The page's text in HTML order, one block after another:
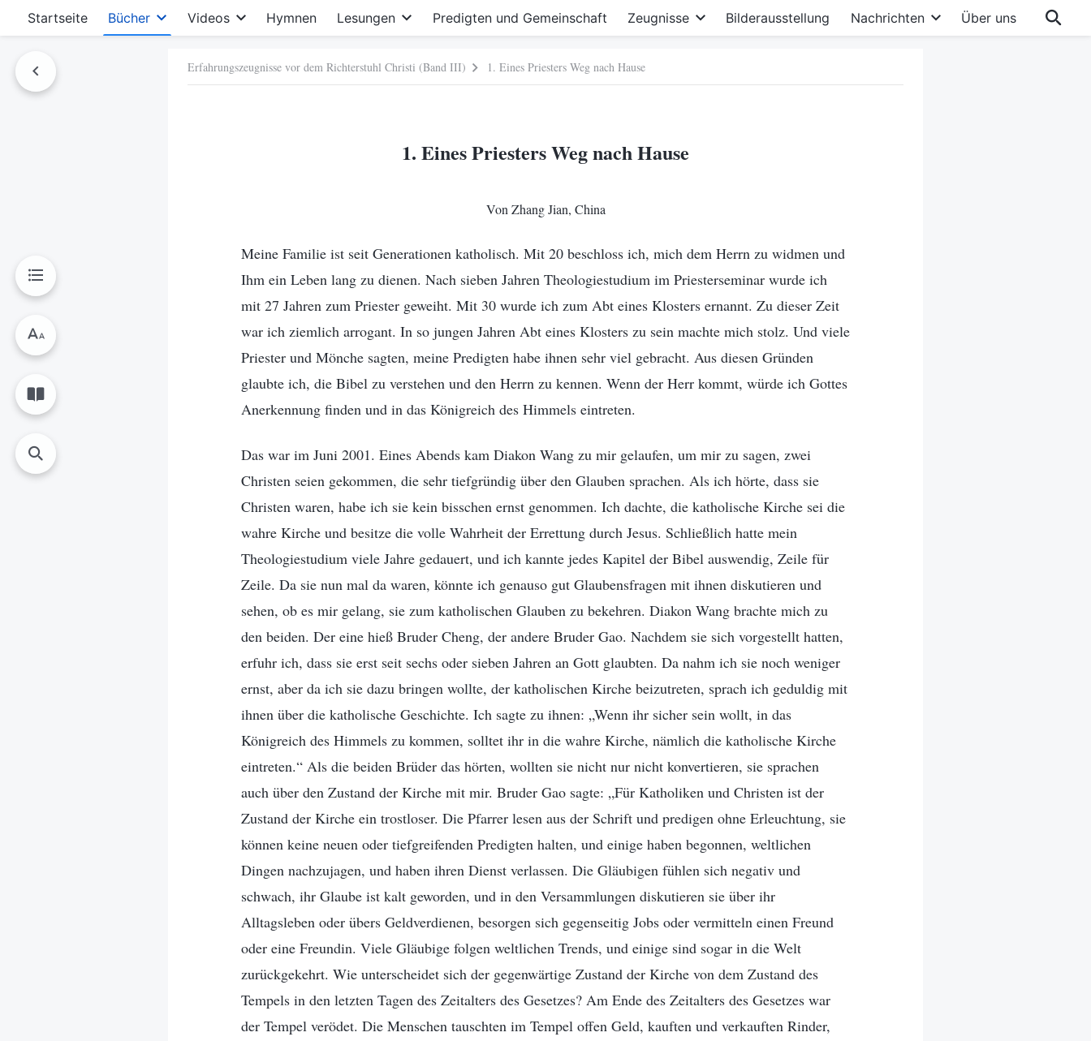
Startseite Bücher Videos Hymnen Lesungen Predigten und Gemeinschaft Zeugnisse Bilderausstellung Nachrichten Über uns
Erfahrungszeugnisse vor dem Richterstuhl Christi (Band III) 1. Eines Priesters Weg nach Hause
1. Eines Priesters Weg nach Hause
Von Zhang Jian, China
Meine Familie ist seit Generationen katholisch. Mit 20 beschloss ich, mich dem Herrn zu widmen und
Ihm ein Leben lang zu dienen. Nach sieben Jahren Theologiestudium im Priesterseminar wurde ich
mit 27 Jahren zum Priester geweiht. Mit 30 wurde ich zum Abt eines Klosters ernannt. Zu dieser Zeit
war ich ziemlich arrogant. In so jungen Jahren Abt eines Klosters zu sein machte mich stolz. Und viele
Priester und Mönche sagten, meine Predigten habe ihnen sehr viel gebracht. Aus diesen Gründen
glaubte ich, die Bibel zu verstehen und den Herrn zu kennen. Wenn der Herr kommt, würde ich Gottes
Anerkennung finden und in das Königreich des Himmels eintreten.
Das war im Juni 2001. Eines Abends kam Diakon Wang zu mir gelaufen, um mir zu sagen, zwei
Christen seien gekommen, die sehr tiefgründig über den Glauben sprachen. Als ich hörte, dass sie
Christen waren, habe ich sie kein bisschen ernst genommen. Ich dachte, die katholische Kirche sei die
wahre Kirche und besitze die volle Wahrheit der Errettung durch Jesus. Schließlich hatte mein
Theologiestudium viele Jahre gedauert, und ich kannte jedes Kapitel der Bibel auswendig, Zeile für
Zeile. Da sie nun mal da waren, könnte ich genauso gut Glaubensfragen mit ihnen diskutieren und
sehen, ob es mir gelang, sie zum katholischen Glauben zu bekehren. Diakon Wang brachte mich zu
den beiden. Der eine hieß Bruder Cheng, der andere Bruder Gao. Nachdem sie sich vorgestellt hatten,
erfuhr ich, dass sie erst seit sechs oder sieben Jahren an Gott glaubten. Da nahm ich sie noch weniger
ernst, aber da ich sie dazu bringen wollte, der katholischen Kirche beizutreten, sprach ich geduldig mit
ihnen über die katholische Geschichte. Ich sagte zu ihnen: „Wenn ihr sicher sein wollt, in das
Königreich des Himmels zu kommen, solltet ihr in die wahre Kirche, nämlich die katholische Kirche
eintreten.“ Als die beiden Brüder das hörten, wollten sie nicht nur nicht konvertieren, sie sprachen
auch über den Zustand der Kirche mit mir. Bruder Gao sagte: „Für Katholiken und Christen ist der
Zustand der Kirche ein trostloser. Die Pfarrer lesen aus der Schrift und predigen ohne Erleuchtung, sie
können keine neuen oder tiefgreifenden Predigten halten, und einige haben begonnen, weltlichen
Dingen nachzujagen, und haben ihren Dienst verlassen. Die Gläubigen fühlen sich negativ und
schwach, ihr Glaube ist kalt geworden, und in den Versammlungen diskutieren sie über ihr
Alltagsleben oder übers Geldverdienen, besorgen sich gegenseitig Jobs oder vermitteln einen Freund
oder eine Freundin. Viele Gläubige folgen weltlichen Trends, und einige sind sogar in die Welt
zurückgekehrt. Wie unterscheidet sich der gegenwärtige Zustand der Kirche von dem Zustand des
Tempels in den letzten Tagen des Zeitalters des Gesetzes? Am Ende des Zeitalters des Gesetzes war
der Tempel verödet. Die Menschen tauschten im Tempel offen Geld, kauften und verkauften Rinder,